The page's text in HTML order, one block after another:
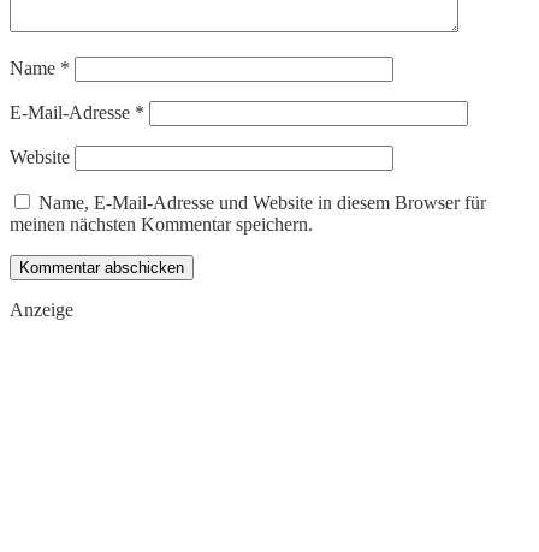
Name *
E-Mail-Adresse *
Website
Name, E-Mail-Adresse und Website in diesem Browser für
meinen nächsten Kommentar speichern.
Anzeige